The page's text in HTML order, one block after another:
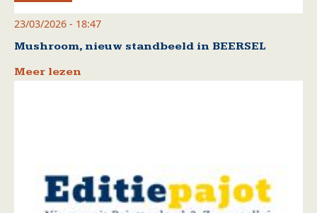
23/03/2026 - 18:47
Mushroom, nieuw standbeeld in BEERSEL
Meer lezen